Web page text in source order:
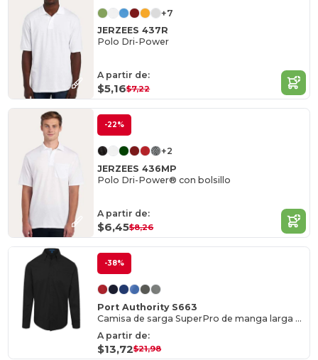
+7
JERZEES 437R
Polo Dri-Power
A partir de:
$5,16$7,22
-22%
+2
JERZEES 436MP
Polo Dri-Power® con bolsillo
A partir de:
$6,45$8,26
-38%
Port Authority S663
Camisa de sarga SuperPro de manga larga para hombre
A partir de:
$13,72$21,98